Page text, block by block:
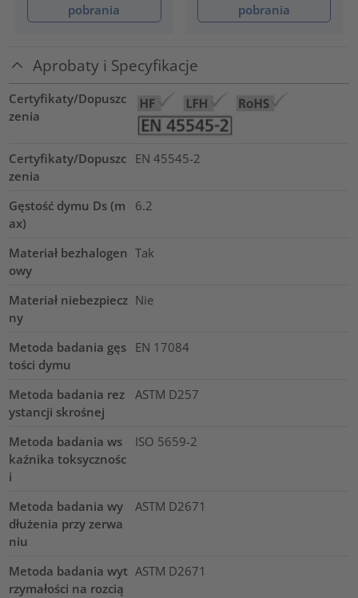
pobrania
pobrania
Aprobaty i Specyfikacje
Certyfikaty/Dopuszc
zenia
Certyfikaty/Dopuszc
zenia
EN 45545-2
Gęstość dymu Ds (m
ax)
6.2
Materiał bezhalogen
owy
Tak
Materiał niebezpiecz
ny
Nie
Metoda badania gęs
tości dymu
EN 17084
Metoda badania rez
ystancji skrośnej
ASTM D257
Metoda badania ws
kaźnika toksycznośc
i
ISO 5659-2
Metoda badania wy
dłużenia przy zerwa
niu
ASTM D2671
Metoda badania wyt
rzymałości na rozcią
ASTM D2671